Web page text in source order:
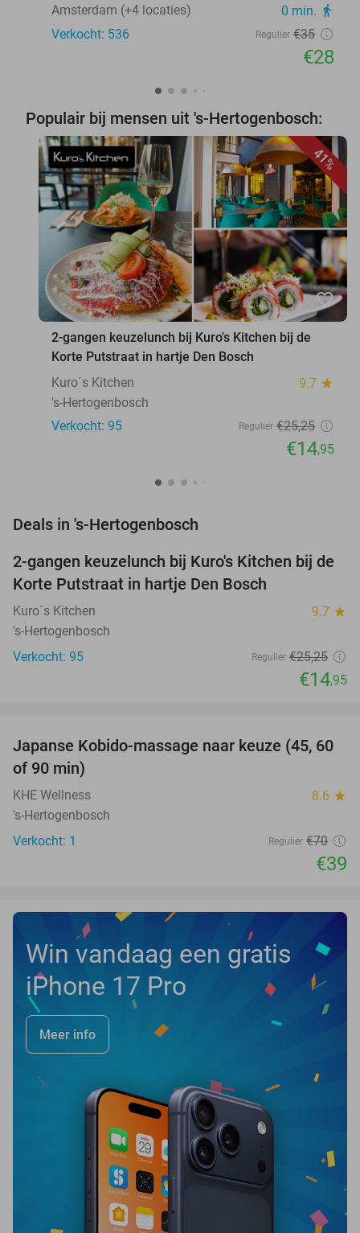
Amsterdam (+4 locaties) 0 min. directions_walk
Verkocht: 536 Regulier €35
€28
Populair bij mensen uit 's-Hertogenbosch:
41%
favorite_border
2-gangen keuzelunch bij Kuro's Kitchen bij de
Korte Putstraat in hartje Den Bosch
Kuro´s Kitchen
9.7 star
's-Hertogenbosch
Verkocht: 95
Regulier €25,25
€14,95
Deals in 's-Hertogenbosch
41%
2-gangen keuzelunch bij Kuro's Kitchen bij de
Korte Putstraat in hartje Den Bosch
Kuro´s Kitchen 9.7 star
's-Hertogenbosch
Verkocht: 95
Regulier €25,25
€14,95
44%
TODAY
Japanse Kobido-massage naar keuze (45, 60
of 90 min)
KHE Wellness 8.6 star
's-Hertogenbosch
Verkocht: 1
Regulier €70
€39
Win vandaag een gratis
iPhone 17 Pro
Meer info